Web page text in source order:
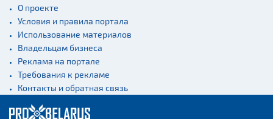
О проекте
Условия и правила портала
Использование материалов
Владельцам бизнеса
Реклама на портале
Требования к рекламе
Контакты и обратная связь